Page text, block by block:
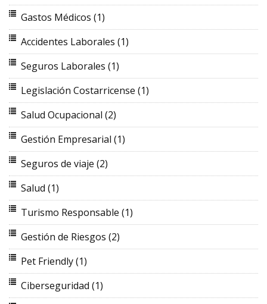
Gastos Médicos (1)
Accidentes Laborales (1)
Seguros Laborales (1)
Legislación Costarricense (1)
Salud Ocupacional (2)
Gestión Empresarial (1)
Seguros de viaje (2)
Salud (1)
Turismo Responsable (1)
Gestión de Riesgos (2)
Pet Friendly(1)
Ciberseguridad (1)